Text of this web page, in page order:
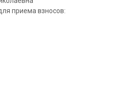
приема взносов: